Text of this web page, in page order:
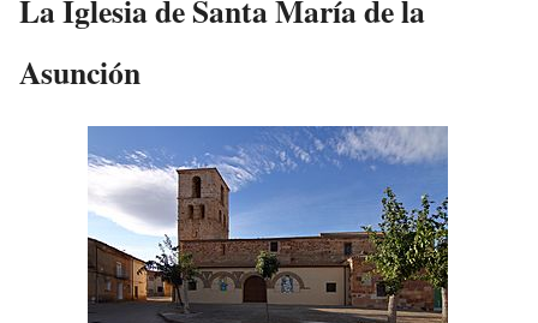
La Iglesia de Santa María de la
Asunción